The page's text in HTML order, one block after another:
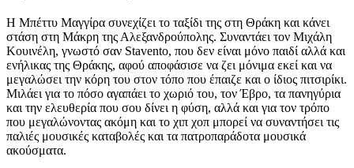
Η Μπέττυ Μαγγίρα συνεχίζει το ταξίδι της στη Θράκη και κάνει
στάση στη Μάκρη της Αλεξανδρούπολης. Συναντάει τον Μιχάλη
Κουινέλη, γνωστό σαν Stavento, που δεν είναι μόνο παιδί αλλά και
ενήλικας της Θράκης, αφού αποφάσισε να ζει μόνιμα εκεί και να
μεγαλώσει την κόρη του στον τόπο που έπαιζε και ο ίδιος πιτσιρίκι.
Μιλάει για το πόσο αγαπάει το χωριό του, τον Έβρο, τα πανηγύρια
και την ελευθερία που σου δίνει η φύση, αλλά και για τον τρόπο
που μεγαλώνοντας ακόμη και το χιπ χοπ μπορεί να συναντήσει τις
παλιές μουσικές καταβολές και τα πατροπαράδοτα μουσικά
ακούσματα.